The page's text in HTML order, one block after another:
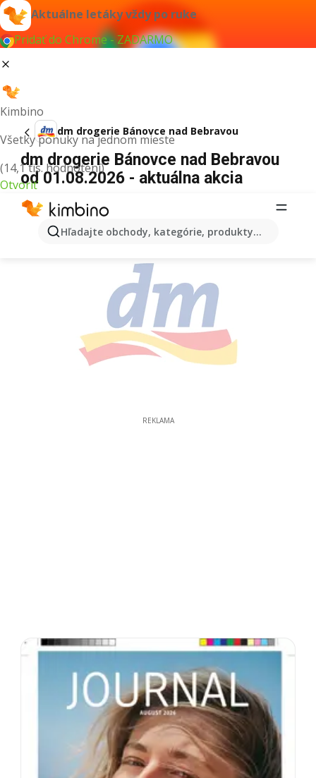
Aktuálne letáky vždy po ruke
Pridať do Chrome - ZADARMO
Kimbino
Všetky ponuky na jednom mieste
(14,1 tis. hodnotení)
Otvoriť
Hľadajte obchody, kategórie, produkty...
dm drogerie Bánovce nad Bebravou
dm drogerie Bánovce nad Bebravou
od 01.08.2026 - aktuálna akcia
REKLAMA